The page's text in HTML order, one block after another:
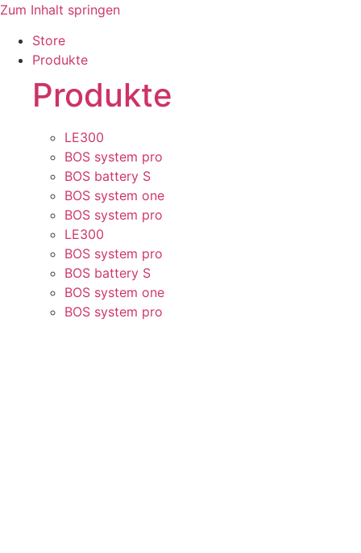
Zum Inhalt springen
Store
Produkte
Produkte
LE300
BOS system pro
BOS battery S
BOS system one
BOS system pro
LE300
BOS system pro
BOS battery S
BOS system one
BOS system pro